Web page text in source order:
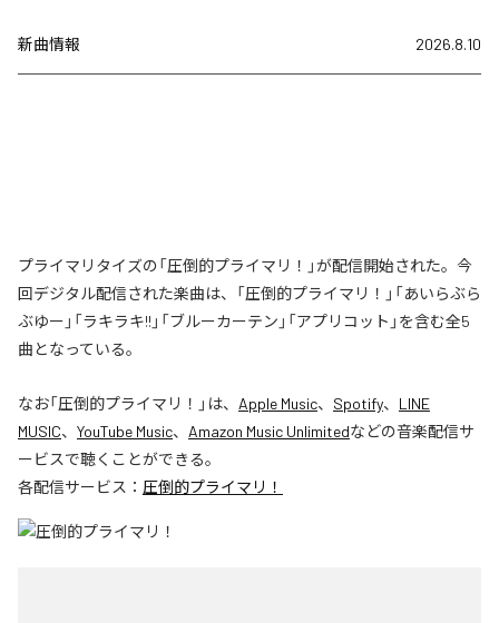
新曲情報 2026.8.10
プライマリタイズの「圧倒的プライマリ！」が配信開始された。今
回デジタル配信された楽曲は、「圧倒的プライマリ！」「あいらぶら
ぶゆー」「ラキラキ!!」「ブルーカーテン」「アプリコット」を含む全5
曲となっている。
なお「圧倒的プライマリ！ 」は、 Apple Music、 Spotify、 LINE
MUSIC、 YouTube Music、 Amazon Music Unlimitedなどの音楽配信サ
ービスで聴くことができる。
各配信サービス： 圧倒的プライマリ！